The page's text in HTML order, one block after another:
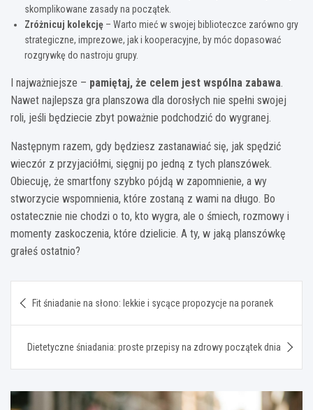
skomplikowane zasady na początek.
Zróżnicuj kolekcję – Warto mieć w swojej biblioteczce zarówno gry
strategiczne, imprezowe, jak i kooperacyjne, by móc dopasować
rozgrywkę do nastroju grupy.
I najważniejsze – pamiętaj, że celem jest wspólna zabawa.
Nawet najlepsza gra planszowa dla dorosłych nie spełni swojej
roli, jeśli będziecie zbyt poważnie podchodzić do wygranej.
Następnym razem, gdy będziesz zastanawiać się, jak spędzić
wieczór z przyjaciółmi, sięgnij po jedną z tych planszówek.
Obiecuję, że smartfony szybko pójdą w zapomnienie, a wy
stworzycie wspomnienia, które zostaną z wami na długo. Bo
ostatecznie nie chodzi o to, kto wygra, ale o śmiech, rozmowy i
momenty zaskoczenia, które dzielicie. A ty, w jaką planszówkę
grałeś ostatnio?
wpisu
Fit śniadanie na słono: lekkie i sycące propozycje na poranek
Dietetyczne śniadania: proste przepisy na zdrowy początek dnia